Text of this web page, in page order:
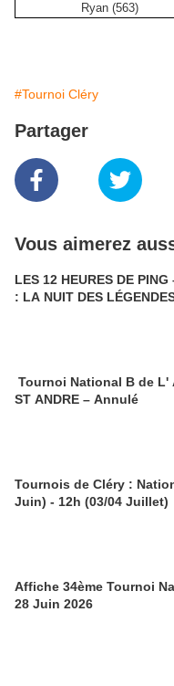
Ryan (563)
#Tournoi Cléry
Partager
Vous aimerez
LES 12 HEURES DE PING
: LA NUIT DES
Tournoi National B de L'
ST ANDRE – Annulé
Tournois de Cléry :
Juin) - 12h (03/04 Juillet)
Affiche 34ème Tournoi
28 Juin 2026